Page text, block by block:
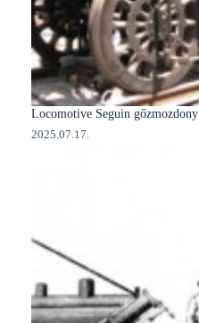
Locomotive Seguin gőzmozdony
2025.07.17.